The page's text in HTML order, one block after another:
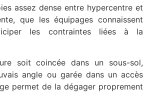
assez dense entre hypercentre et
que les équipages connaissent
les contraintes liées à la
soit coincée dans un sous-sol,
angle ou garée dans un accès
permet de la dégager proprement